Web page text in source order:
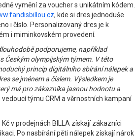
vymění za voucher s unikátním kódem.
, kde si dres jednoduše
i číslo. Personalizovaný dres je k
i miminkovském provedení.
podporujeme, například
Českým olympijským týmem. V této
princip digitálního sbírání nálepek a
se jménem a číslem. Výsledkem je
má pro zákazníka jasnou hodnotu a
týmu CRM a věrnostních kampaní
v prodejnách BILLA získají zákazníci
Po nasbírání pěti nálepek získají nárok